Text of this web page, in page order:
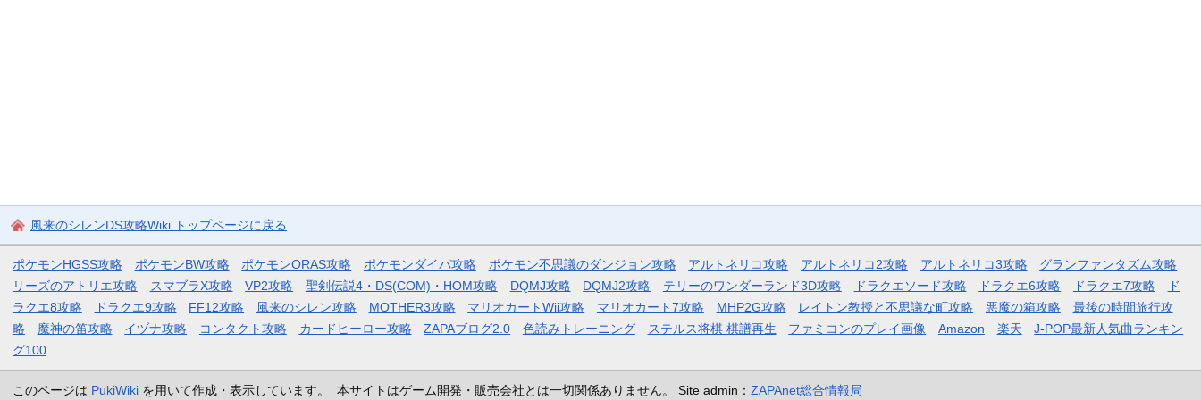
風来のシレンDS攻略Wiki トップページに戻る
ポケモンHGSS攻略 ポケモンBW攻略 ポケモンORAS攻略 ポケモンダイパ攻略 ポケモン不思議のダンジョン攻略 アルトネリコ攻略 アルトネリコ2攻略 アルトネリコ3攻略
グランファンタズム攻略
リーズのアトリエ攻略
スマブラX攻略 VP2攻略 聖剣伝説4・DS(COM)・HOM攻略 DQMJ攻略 DQMJ2攻略 テリーのワンダーランド3D攻略 ドラクエソード攻略 ドラクエ6攻略 ドラクエ7攻略
ド
ラクエ8攻略
ドラクエ9攻略 FF12攻略 風来のシレン攻略 MOTHER3攻略 マリオカートWii攻略 マリオカート7攻略 MHP2G攻略 レイトン教授と不思議な町攻略 悪魔の箱攻略
最後の時間旅行攻
略
魔神の笛攻略 イヅナ攻略 コンタクト攻略 カードヒーロー攻略 ZAPAブログ2.0 色読みトレーニング ステルス将棋 棋譜再生 ファミコンのプレイ画像 Amazon 楽天
J-POP最新人気曲ランキン
グ100
このページは PukiWikiを用いて作成・表示しています。 本サイトはゲーム開発・販売会社とは一切関係ありません。 Site admin： ZAPAnet総合情報局